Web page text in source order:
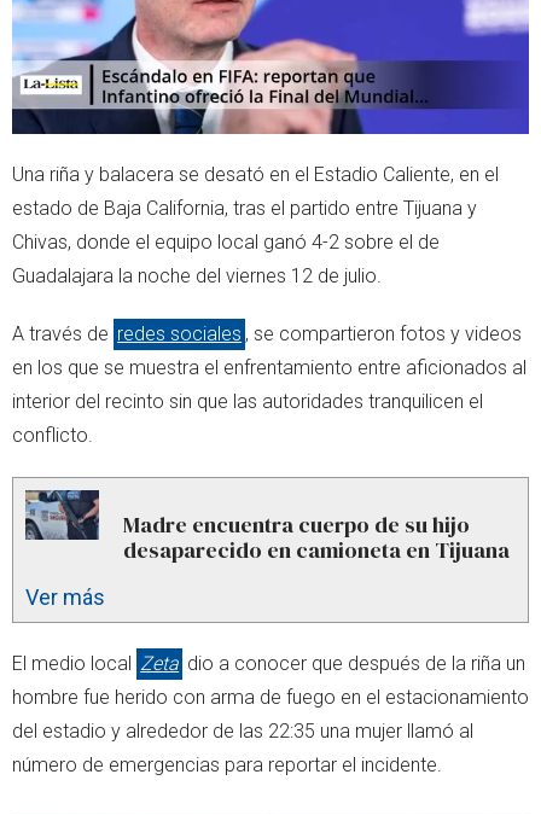
Una riña y balacera se desató en el Estadio Caliente, en el
estado de Baja California, tras el partido entre Tijuana y
Chivas, donde el equipo local ganó 4-2 sobre el de
Guadalajara la noche del viernes 12 de julio.
A través de redes sociales , se compartieron fotos y videos
en los que se muestra el enfrentamiento entre aficionados al
interior del recinto sin que las autoridades tranquilicen el
conflicto.
Madre encuentra cuerpo de su hijo
desaparecido en camioneta en Tijuana
Ver más
El medio local Zeta dio a conocer que después de la riña un
hombre fue herido con arma de fuego en el estacionamiento
del estadio y alrededor de las 22:35 una mujer llamó al
número de emergencias para reportar el incidente.